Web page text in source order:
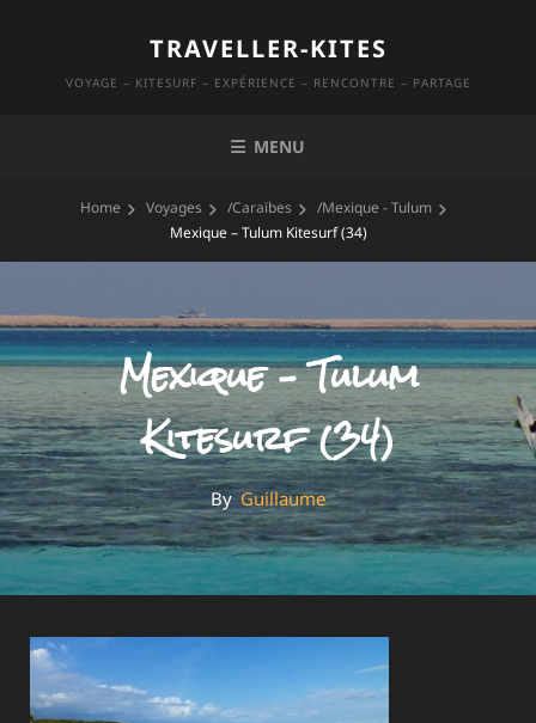
content
TRAVELLER-KITES
VOYAGE – KITESURF – EXPÉRIENCE – RENCONTRE – PARTAGE
MENU
Home Voyages /Caraïbes /Mexique - Tulum
Mexique – Tulum Kitesurf (34)
Mexique – Tulum
Kitesurf (34)
By
By Guillaume